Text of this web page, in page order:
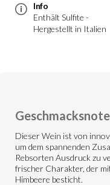
Info
Enthält Sulfite -
Hergestellt in Italien
Dieser Wein ist von
um dem spannenden
Rebsorten Ausdruck zu
frischer Charakter, der
Himbeere besticht.